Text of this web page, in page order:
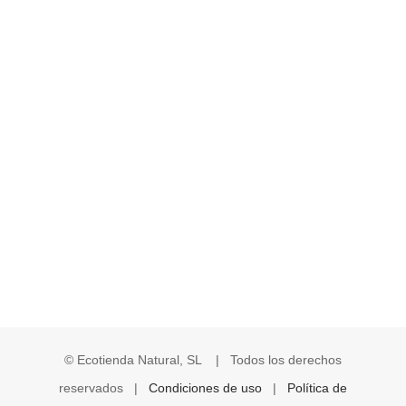
© Ecotienda Natural, SL | Todos los derechos
reservados | Condiciones de uso | Política de